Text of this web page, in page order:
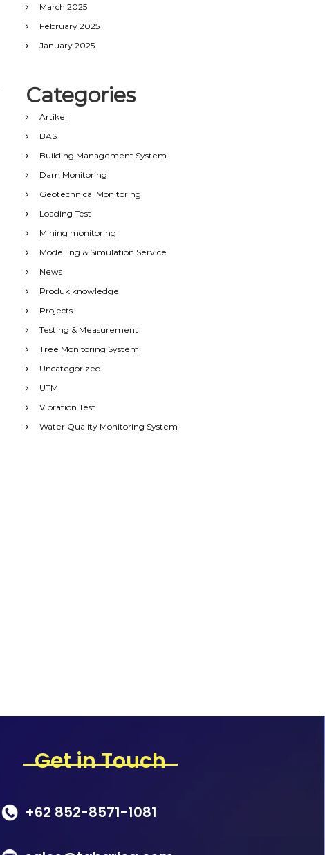
March 2025
February 2025
January 2025
Categories
Artikel
BAS
Building Management System
Dam Monitoring
Geotechnical Monitoring
Loading Test
Mining monitoring
Modelling & Simulation Service
News
Produk knowledge
Projects
Testing & Measurement
Tree Monitoring System
Uncategorized
UTM
Vibration Test
Water Quality Monitoring System
Get in Touch
+62 852-8571-1081